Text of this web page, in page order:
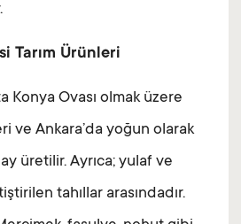
Tarım Ürünleri
Konya Ovası olmak üzere
ve Ankara’da yoğun olarak
üretilir. Ayrıca; yulaf ve
tahıllar arasındadır.